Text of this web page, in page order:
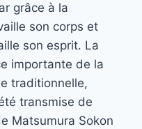
grâce à la
son corps et
son esprit. La
importante de la
traditionnelle,
transmise de
Matsumura Sokon